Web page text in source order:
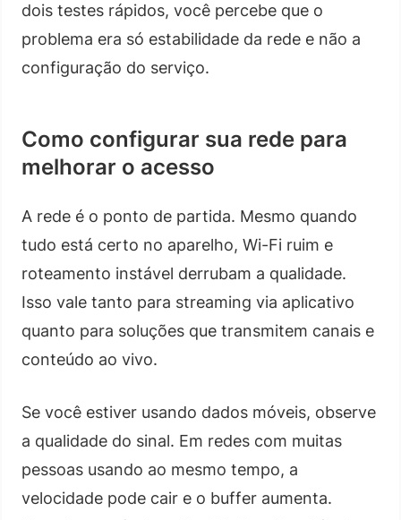
dois testes rápidos, você percebe que o
problema era só estabilidade da rede e não a
configuração do serviço.
Como configurar sua rede para
melhorar o acesso
A rede é o ponto de partida. Mesmo quando
tudo está certo no aparelho, Wi-Fi ruim e
roteamento instável derrubam a qualidade.
Isso vale tanto para streaming via aplicativo
quanto para soluções que transmitem canais e
conteúdo ao vivo.
Se você estiver usando dados móveis, observe
a qualidade do sinal. Em redes com muitas
pessoas usando ao mesmo tempo, a
velocidade pode cair e o buffer aumenta.